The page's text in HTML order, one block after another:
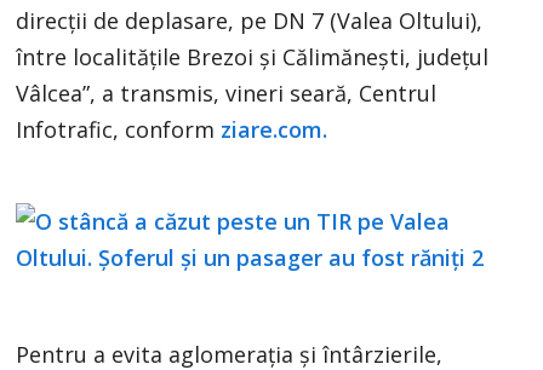
direcţii de deplasare, pe DN 7 (Valea Oltului),
între localităţile Brezoi şi Călimăneşti, judeţul
Vâlcea”, a transmis, vineri seară, Centrul
Infotrafic, conform ziare.com.
Pentru a evita aglomerația și întârzierile,